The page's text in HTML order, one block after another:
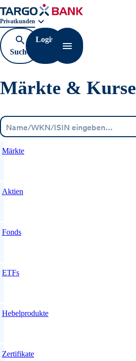
Geschäftsbereichnavigation. Aktuelle Auswahl:
Privatkunden
Suche
öffnen
Login
Navigation öffnen
Märkte & Kurse
Märkte
Aktien
Fonds
ETFs
Hebelprodukte
Zertifikate